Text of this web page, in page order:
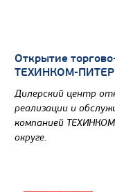
САМОСВАЛ
Открытие
ТЕХИНКОМ-ПИТЕР
Дилерский центр
реализации и
компанией
округе.